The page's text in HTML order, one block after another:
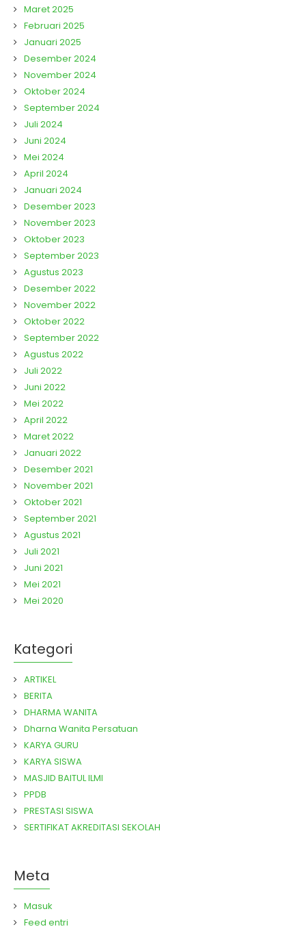
Maret 2025
Februari 2025
Januari 2025
Desember 2024
November 2024
Oktober 2024
September 2024
Juli 2024
Juni 2024
Mei 2024
April 2024
Januari 2024
Desember 2023
November 2023
Oktober 2023
September 2023
Agustus 2023
Desember 2022
November 2022
Oktober 2022
September 2022
Agustus 2022
Juli 2022
Juni 2022
Mei 2022
April 2022
Maret 2022
Januari 2022
Desember 2021
November 2021
Oktober 2021
September 2021
Agustus 2021
Juli 2021
Juni 2021
Mei 2021
Mei 2020
Kategori
ARTIKEL
BERITA
DHARMA WANITA
Dharna Wanita Persatuan
KARYA GURU
KARYA SISWA
MASJID BAITUL ILMI
PPDB
PRESTASI SISWA
SERTIFIKAT AKREDITASI SEKOLAH
Meta
Masuk
Feed entri